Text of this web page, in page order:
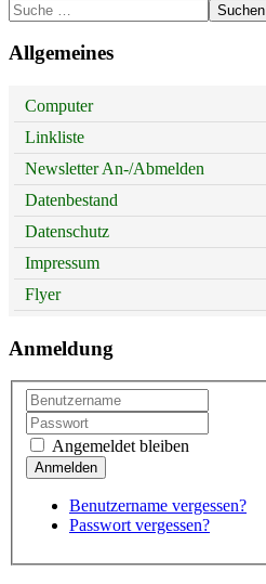
Suchen
Allgemeines
Computer
Linkliste
Newsletter An-/Abmelden
Datenbestand
Datenschutz
Impressum
Flyer
Anmeldung
Angemeldet bleiben
Benutzername vergessen?
Passwort vergessen?